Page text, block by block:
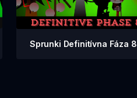
Sprunki Definitívna Fáza 8